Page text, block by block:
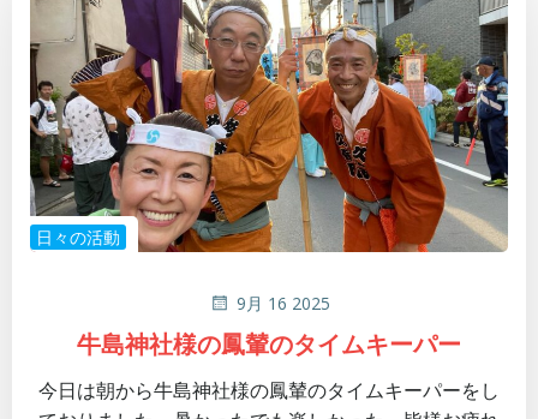
日々の活動
9月 16 2025
牛島神社様の鳳輦のタイムキーパー
今日は朝から牛島神社様の鳳輦のタイムキーパーをし